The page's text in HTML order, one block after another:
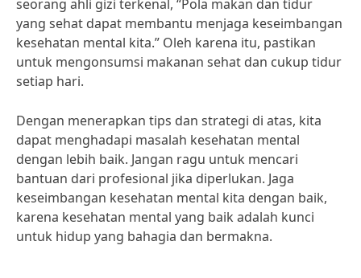
seorang ahli gizi terkenal, “Pola makan dan tidur
yang sehat dapat membantu menjaga keseimbangan
kesehatan mental kita.” Oleh karena itu, pastikan
untuk mengonsumsi makanan sehat dan cukup tidur
setiap hari.
Dengan menerapkan tips dan strategi di atas, kita
dapat menghadapi masalah kesehatan mental
dengan lebih baik. Jangan ragu untuk mencari
bantuan dari profesional jika diperlukan. Jaga
keseimbangan kesehatan mental kita dengan baik,
karena kesehatan mental yang baik adalah kunci
untuk hidup yang bahagia dan bermakna.